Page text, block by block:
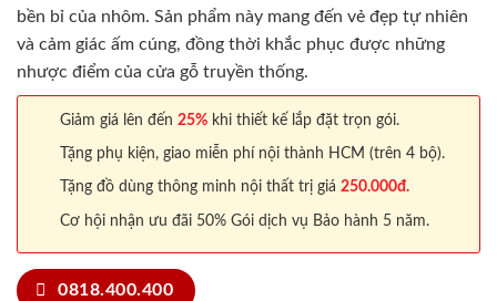
bền bỉ của nhôm. Sản phẩm này mang đến vẻ đẹp tự nhiên
và cảm giác ấm cúng, đồng thời khắc phục được những
nhược điểm của cửa gỗ truyền thống.
Giảm giá lên đến 25% khi thiết kế lắp đặt trọn gói.
Tặng phụ kiện, giao miễn phí nội thành HCM (trên 4 bộ).
Tặng đồ dùng thông minh nội thất trị giá 250.000đ.
Cơ hội nhận ưu đãi 50% Gói dịch vụ Bảo hành 5 năm.
0818.400.400